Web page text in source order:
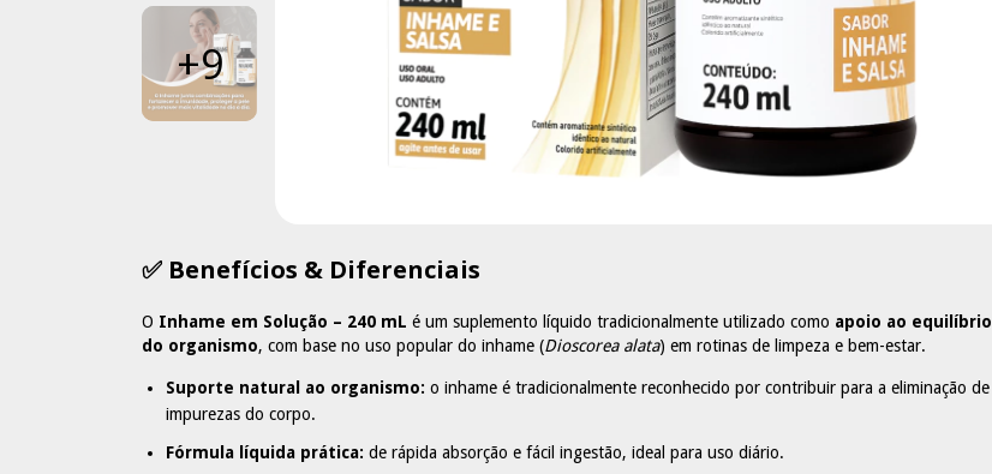
+9
✅ Benefícios & Diferenciais
O Inhame em Solução – 240 mL é um suplemento líquido tradicionalmente utilizado como apoio ao equilíbrio
do organismo, com base no uso popular do inhame (Dioscorea alata) em rotinas de limpeza e bem-estar.
Suporte natural ao organismo: o inhame é tradicionalmente reconhecido por contribuir para a eliminação de
impurezas do corpo.
Fórmula líquida prática: de rápida absorção e fácil ingestão, ideal para uso diário.